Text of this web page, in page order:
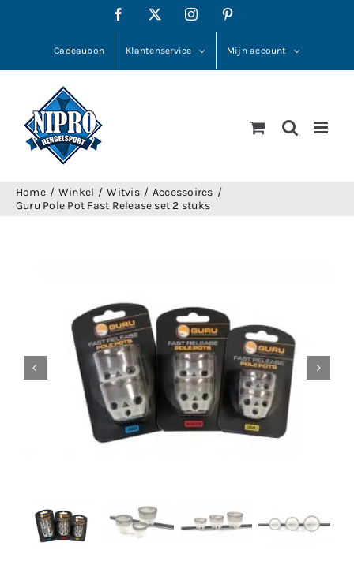
Facebook Instagram
Cadeaubon Klantenservice Mijn account
Home Winkel Witvis
Accessoires
Guru Pole Pot Fast Release set 2 stuks